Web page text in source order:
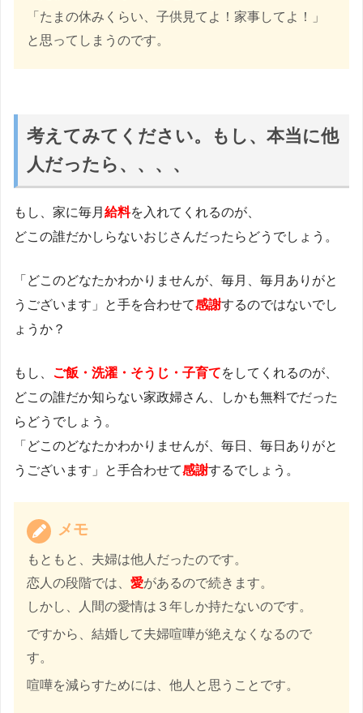
「たまの休みくらい、子供見てよ！家事してよ！」
と思ってしまうのです。
考えてみてください。もし、本当に他
人だったら、、、、
もし、家に毎月 給料を入れてくれるのが、
どこの誰だかしらないおじさんだったらどうでしょう。
「どこのどなたかわかりませんが、毎月、毎月ありがと
うございます」と手を合わせて感謝するのではないでし
ょうか？
もし、 ご飯・洗濯・そうじ・子育てをしてくれるのが、
どこの誰だか知らない家政婦さん、しかも無料でだった
らどうでしょう。
「どこのどなたかわかりませんが、毎日、毎日ありがと
うございます」と手合わせて感謝するでしょう。
メモ
もともと、夫婦は他人だったのです。
恋人の段階では、 愛があるので続きます。
しかし、人間の愛情は３年しか持たないのです。
ですから、結婚して夫婦喧嘩が絶えなくなるので
す。
喧嘩を減らすためには、他人と思うことです。